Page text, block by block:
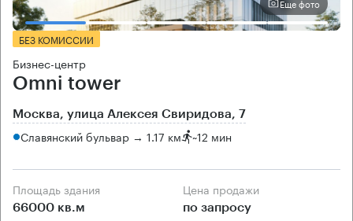
Еще фото
БЕЗ КОМИССИИ
Бизнес-центр
Omni tower
Москва, улица Алексея Свиридова, 7
Славянский бульвар → 1.17 км ~12 мин
Площадь здания
66000 кв.м
Цена продажи
по запросу